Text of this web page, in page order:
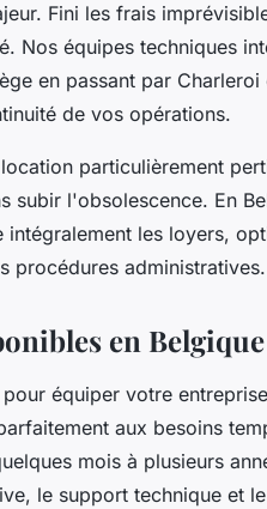
Fini les frais
Nos équipes techniques
en passant par Charleroi
de vos opérations.
particulièrement
subir l'obsolescence. En
les loyers,
procédures administratives.
en Belgique
équiper votre
aux besoins
mois à plusieurs
le support technique et le